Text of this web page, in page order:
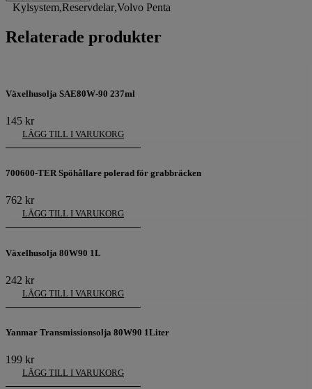
Kylsystem,Reservdelar,Volvo Penta
Relaterade produkter
Växelhusolja SAE80W-90 237ml
145 kr
LÄGG TILL I VARUKORG
700600-TER Spöhållare polerad för grabbräcken
762 kr
LÄGG TILL I VARUKORG
Växelhusolja 80W90 1L
242 kr
LÄGG TILL I VARUKORG
Yanmar Transmissionsolja 80W90 1Liter
199 kr
LÄGG TILL I VARUKORG